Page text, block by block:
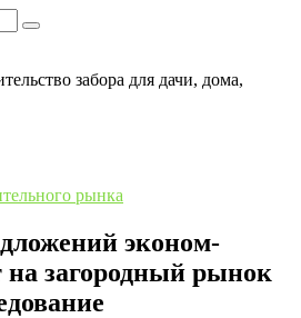
забора для дачи, дома,
рынка
эконом-
на загородный рынок